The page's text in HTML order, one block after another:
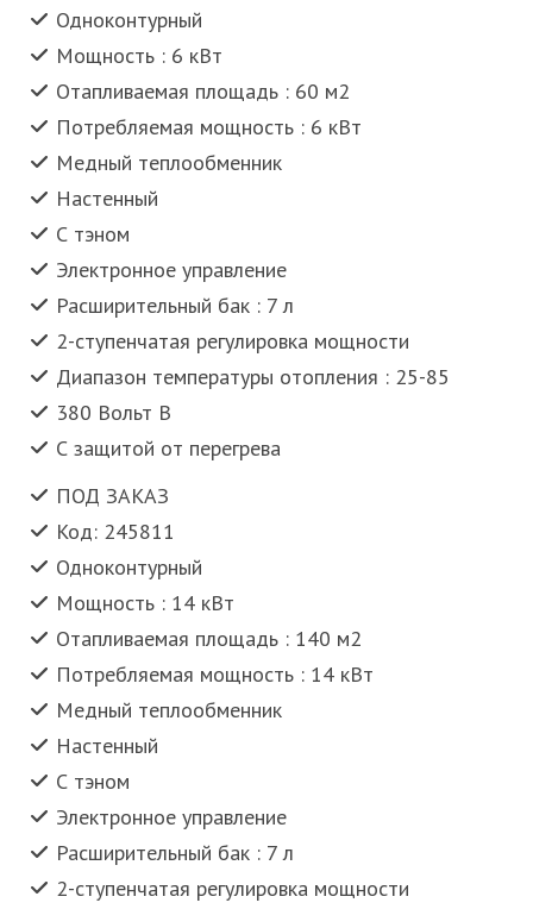
Одноконтурный
Мощность : 6 кВт
Отапливаемая площадь : 60 м2
Потребляемая мощность : 6 кВт
Медный теплообменник
Настенный
С тэном
Электронное управление
Расширительный бак : 7 л
2-ступенчатая регулировка мощности
Диапазон температуры отопления : 25-85
380 Вольт В
С защитой от перегрева
ПОД ЗАКАЗ
Код: 245811
Одноконтурный
Мощность : 14 кВт
Отапливаемая площадь : 140 м2
Потребляемая мощность : 14 кВт
Медный теплообменник
Настенный
С тэном
Электронное управление
Расширительный бак : 7 л
2-ступенчатая регулировка мощности